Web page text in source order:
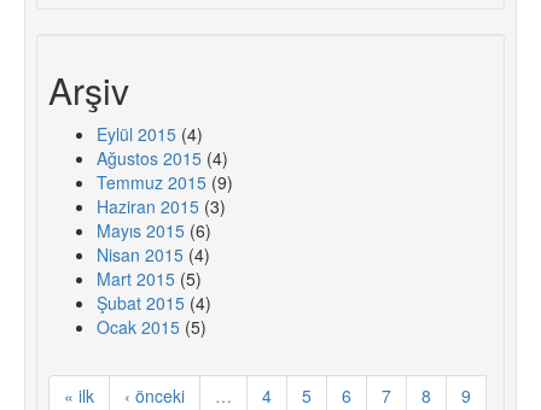
Arşiv
Eylül 2015 (4)
Ağustos 2015 (4)
Temmuz 2015 (9)
Haziran 2015 (3)
Mayıs 2015 (6)
Nisan 2015 (4)
Mart 2015 (5)
Şubat 2015 (4)
Ocak 2015 (5)
« ilk ‹ önceki … 4 5 6 7 8
9